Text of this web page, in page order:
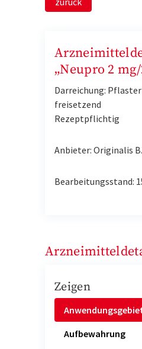
„Neupro 2 mg/
Darreichung:
freisetzend
Rezeptpflichtig
Anbieter: Originalis
Bearbeitungsstand:
Zeigen
Aufbewahrung